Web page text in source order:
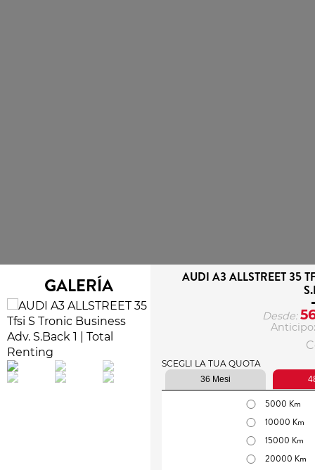
GALERÍA
AUDI A3 ALLSTREET 35
Desde:
SCEGLI LA TUA QUOTA
36 Mesi
5000 Km
10000 Km
15000 Km
20000 Km